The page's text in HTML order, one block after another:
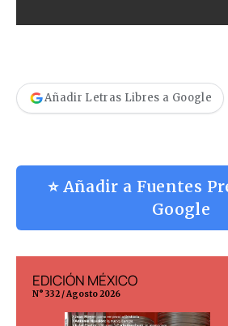
Añadir Letras Libres a Google
⭐ Añadir a Fuentes
Google
EDICIÓN MÉXICO
N° 332 / Agosto 2026